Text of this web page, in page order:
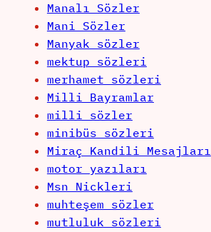
Manalı Sözler
Mani Sözler
Manyak sözler
mektup sözleri
merhamet sözleri
Milli Bayramlar
milli sözler
minibüs sözleri
Miraç Kandili Mesajları
motor yazıları
Msn Nickleri
muhteşem sözler
mutluluk sözleri